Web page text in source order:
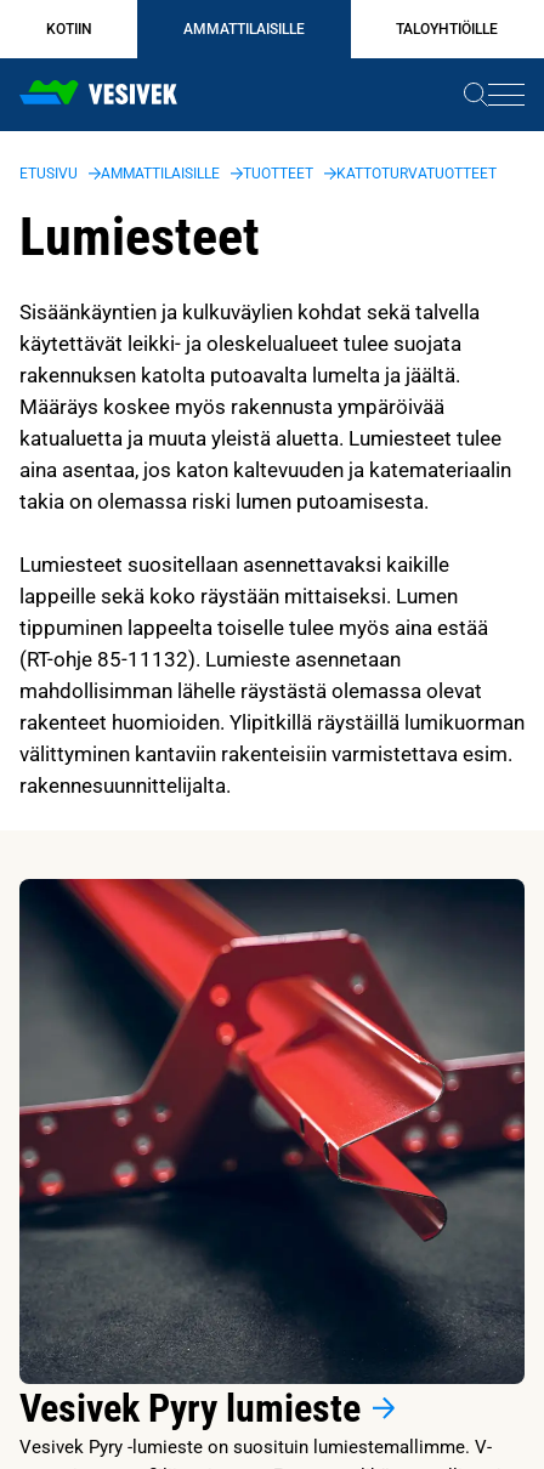
sisältöön
KOTIIN AMMATTILAISILLE TALOYHTIÖILLE
ETUSIVU AMMATTILAISILLE TUOTTEET KATTOTURVATUOTTEET
Lumiesteet
Sisäänkäyntien ja kulkuväylien kohdat sekä talvella
käytettävät leikki- ja oleskelualueet tulee suojata
rakennuksen katolta putoavalta lumelta ja jäältä.
Määräys koskee myös rakennusta ympäröivää
katualuetta ja muuta yleistä aluetta. Lumiesteet tulee
aina asentaa, jos katon kaltevuuden ja katemateriaalin
takia on olemassa riski lumen putoamisesta.
Lumiesteet suositellaan asennettavaksi kaikille
lappeille sekä koko räystään mittaiseksi. Lumen
tippuminen lappeelta toiselle tulee myös aina estää
(RT-ohje 85-11132). Lumieste asennetaan
mahdollisimman lähelle räystästä olemassa olevat
rakenteet huomioiden. Ylipitkillä räystäillä lumikuorman
välittyminen kantaviin rakenteisiin varmistettava esim.
rakennesuunnittelijalta.
Vesivek Pyry lumieste
Vesivek Pyry -lumieste on suosituin lumiestemallimme. V-